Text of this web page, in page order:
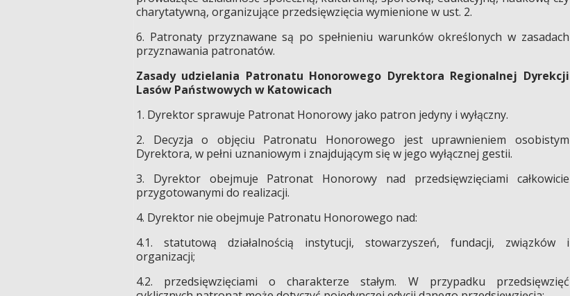
charytatywną, organizujące przedsięwzięcia wymienione w ust. 2.
6. Patronaty przyznawane są po spełnieniu warunków określonych w zasadach
przyznawania patronatów.
Zasady udzielania Patronatu Honorowego Dyrektora Regionalnej Dyrekcji
Lasów Państwowych w Katowicach
1. Dyrektor sprawuje Patronat Honorowy jako patron jedyny i wyłączny.
2. Decyzja o objęciu Patronatu Honorowego jest uprawnieniem osobistym
Dyrektora, w pełni uznaniowym i znajdującym się w jego wyłącznej gestii.
3. Dyrektor obejmuje Patronat Honorowy nad przedsięwzięciami całkowicie
przygotowanymi do realizacji.
4. Dyrektor nie obejmuje Patronatu Honorowego nad:
4.1. statutową działalnością instytucji, stowarzyszeń, fundacji, związków i
organizacji;
4.2. przedsięwzięciami o charakterze stałym. W przypadku przedsięwzięć